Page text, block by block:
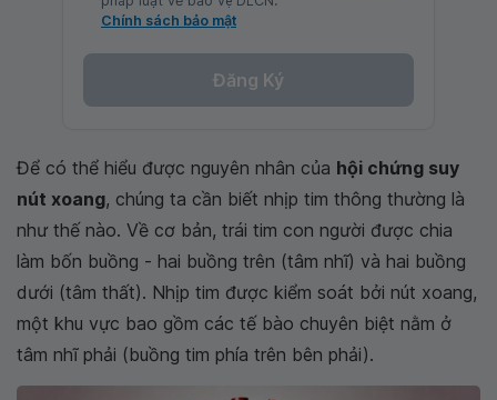
Chính sách bảo mật
Đăng Ký
Để có thể hiểu được nguyên nhân của hội chứng suy
nút xoang, chúng ta cần biết nhịp tim thông thường là
như thế nào. Về cơ bản, trái tim con người được chia
làm bốn buồng - hai buồng trên (tâm nhĩ) và hai buồng
dưới (tâm thất). Nhịp tim được kiểm soát bởi nút xoang,
một khu vực bao gồm các tế bào chuyên biệt nằm ở
tâm nhĩ phải (buồng tim phía trên bên phải).